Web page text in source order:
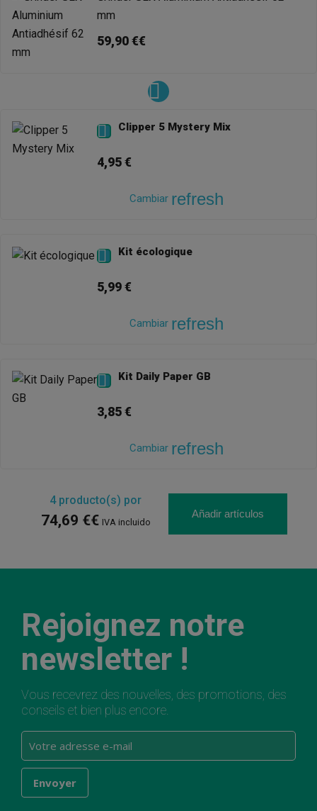
mm
59,90 €€
 Clipper 5 Mystery Mix
4,95 €
Cambiar refresh
 Kit écologique
5,99 €
Cambiar refresh
 Kit Daily Paper GB
3,85 €
Cambiar refresh
4producto(s) por
74,69 €€ IVA incluido
Añadir artículos
Rejoignez notre
newsletter !
Vous recevrez des nouvelles, des promotions, des
conseils et bien plus encore.